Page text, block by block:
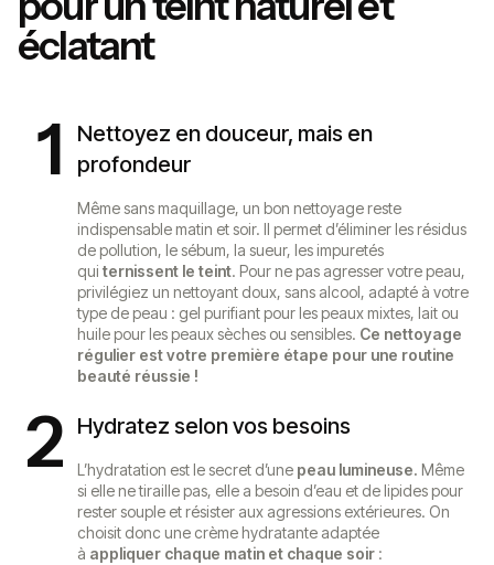
éclatant
1
Nettoyez en douceur, mais en
profondeur
Même sans maquillage, un bon nettoyage reste
indispensable matin et soir. Il permet d’éliminer les résidus
de pollution, le sébum, la sueur, les impuretés
qui ternissent le teint. Pour ne pas agresser votre peau,
privilégiez un nettoyant doux, sans alcool, adapté à votre
type de peau : gel purifiant pour les peaux mixtes, lait ou
huile pour les peaux sèches ou sensibles. Ce nettoyage
régulier est votre première étape pour une routine
beauté réussie !
2 Hydratez selon vos besoins
L’hydratation est le secret d’une peau lumineuse. Même
si elle ne tiraille pas, elle a besoin d’eau et de lipides pour
rester souple et résister aux agressions extérieures. On
choisit donc une crème hydratante adaptée
à appliquer chaque matin et chaque soir :